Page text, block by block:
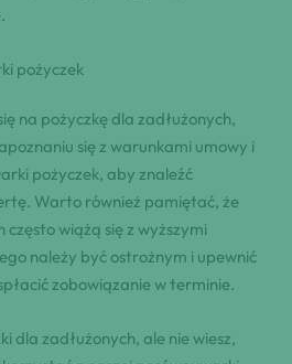
pożyczek
na pożyczkę dla zadłużonych,
się z warunkami umowy i
pożyczek, aby znaleźć
Warto również pamiętać, że
często wiążą się z wyższymi
należy być ostrożnym i upewnić
zobowiązanie w terminie.
dla zadłużonych, ale nie wiesz,